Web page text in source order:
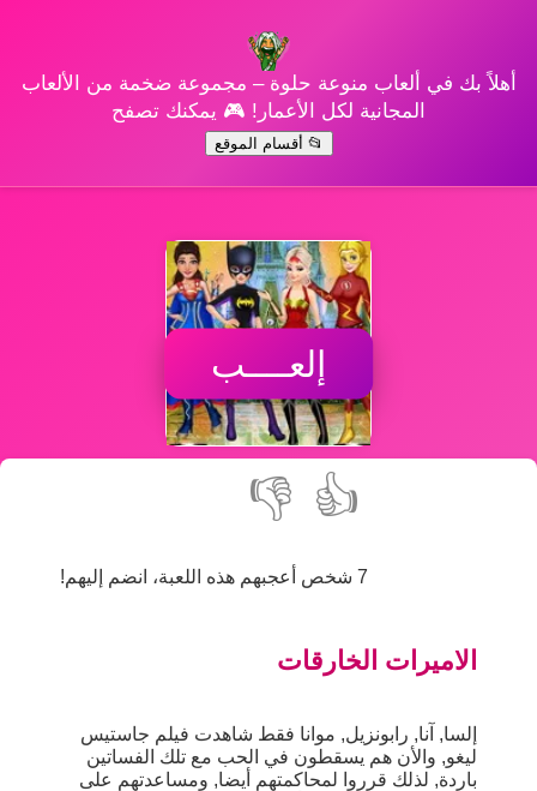
أهلاً بك في ألعاب منوعة حلوة – مجموعة ضخمة من الألعاب
المجانية لكل الأعمار! 🎮 يمكنك تصفح
📂 أقسام الموقع
إلعــــب
👍
👎
7 شخص أعجبهم هذه اللعبة، انضم إليهم!
الاميرات الخارقات
إلسا, آنا, رابونزيل, موانا فقط شاهدت فيلم جاستيس
ليغو, والأن هم يسقطون في الحب مع تلك الفساتين
باردة, لذلك قرروا لمحاكمتهم أيضا, ومساعدتهم على